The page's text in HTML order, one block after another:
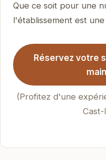
Que ce soit pour une
l'établissement est
Réservez votre
(Profitez d'une
Cast-